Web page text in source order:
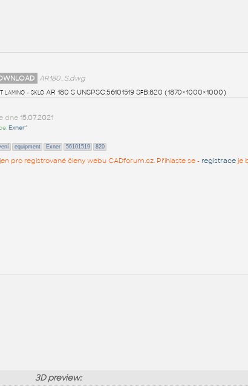
AR180_S.dwg
lamino - sklo AR 180 S UNSPSC:56101519 SfB:820 (1870×1000×1000)
dne 15.07.2021
Exner^
equipment Exner 56101519 820
pro registrované členy webu CADforum.cz. Přihlaste se - registraceje
3D preview: